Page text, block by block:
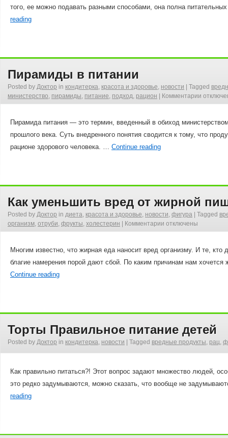
того, ее можно подавать разными способами, она полна
reading
Пирамиды в питании
Posted by Доктор in кондитерка, красота и здоровье, новости Tagged
министерство, пирамиды, питание, подход, рацион Комментарии
Пирамида питания — это термин, введенный в обиход
прошлого века. Суть внедренного понятия сводится к тому, что
рационе здорового человека. … Continue reading
Как уменьшить вред от жирной
Posted by Доктор in диета, красота и здоровье, новости, фигура Tagged
организм, отруби, фрукты, холестерин Комментарии отключены
Многим известно, что жирная еда наносит вред организму. И те,
благие намерения порой дают сбой. По каким причинам нам
Continue reading
Торты Правильное питание детей
Posted by Доктор in кондитерка, новости Tagged вредные продукты, рац,
Как правильно питаться?! Этот вопрос задают множество людей,
это редко задумываются, можно сказать, что вообще не
reading